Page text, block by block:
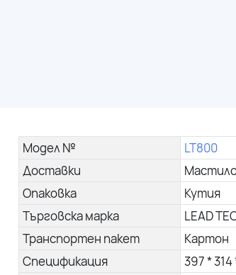
Модел №
LT800
Доставки
Опаковка
Кутия
Търговска марка
LEAD
Транспортен пакет
Картон
Спецификация
397 *